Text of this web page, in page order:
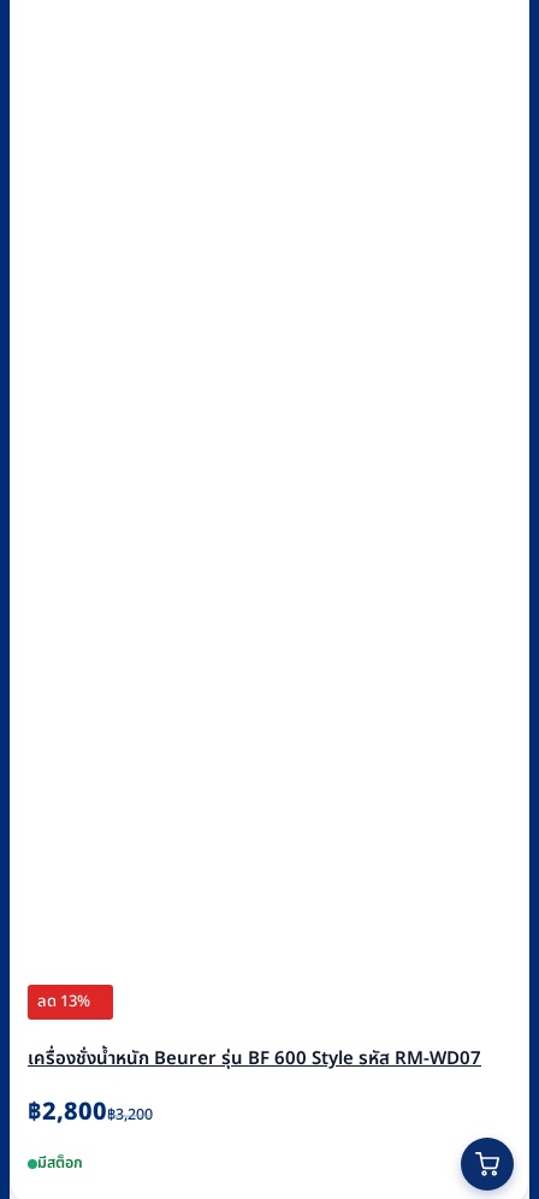
ลด 13%
เครื่องชั่งน้ำหนัก Beurer รุ่น BF 600 Style รหัส RM-WD07
฿3,200
Original
was:
฿2,800
Current
is:มีสต็อก